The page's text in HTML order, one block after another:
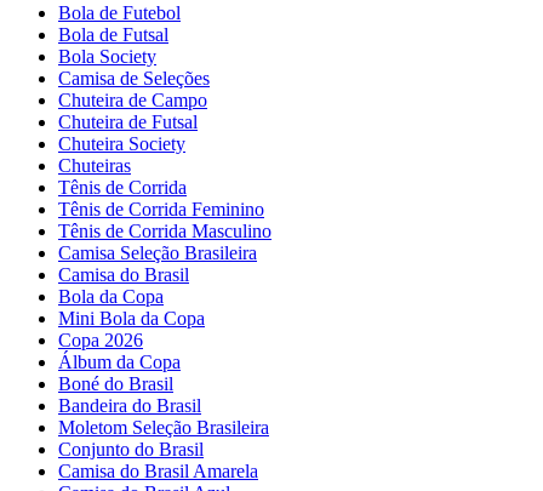
Bola de Futebol
Bola de Futsal
Bola Society
Camisa de Seleções
Chuteira de Campo
Chuteira de Futsal
Chuteira Society
Chuteiras
Tênis de Corrida
Tênis de Corrida Feminino
Tênis de Corrida Masculino
Camisa Seleção Brasileira
Camisa do Brasil
Bola da Copa
Mini Bola da Copa
Copa 2026
Álbum da Copa
Boné do Brasil
Bandeira do Brasil
Moletom Seleção Brasileira
Conjunto do Brasil
Camisa do Brasil Amarela